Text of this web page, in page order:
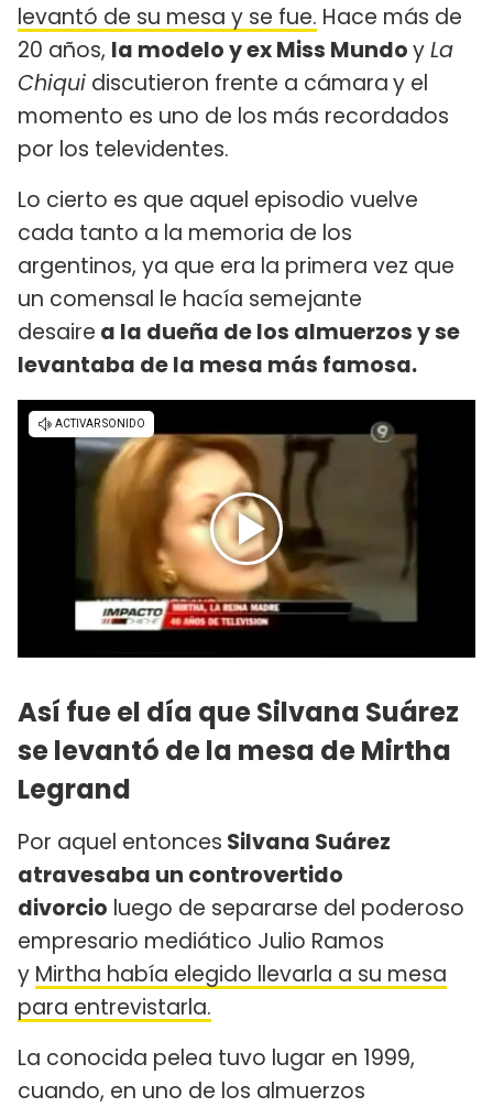
levantó de su mesa y se fue. Hace más de
20 años, la modelo y ex Miss MundoyLa
Chiqui discutieron frente a cámaray el
momento es uno de los más recordados
por los televidentes.
Lo cierto es que aquel episodio vuelve
cada tanto a la memoria de los
argentinos, ya que era la primera vez que
un comensal le hacía semejante
desaire a la dueña de los almuerzos y se
levantaba de la mesa más famosa.
Así fue el día que Silvana Suárez
se levantó de la mesa de Mirtha
Legrand
Por aquel entonces Silvana Suárez
atravesaba un controvertido
divorcio luego de separarse del poderoso
empresario mediático Julio Ramos
y Mirtha había elegido llevarla a su mesa
para entrevistarla.
La conocida pelea tuvo lugar en 1999,
cuando, en uno de los almuerzos